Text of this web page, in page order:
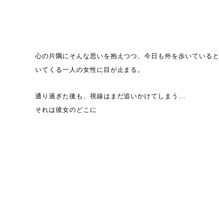
心の片隅にそんな思いを抱えつつ、今日も外を歩いている
いてくる一人の女性に目が止まる。
通り過ぎた後も、視線はまだ追いかけてしまう...
それは彼女のどこに